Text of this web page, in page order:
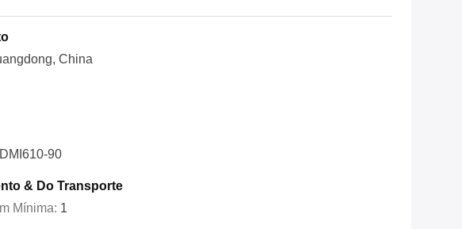
China
DMI610-90
& Do Transporte
Mínima: 1